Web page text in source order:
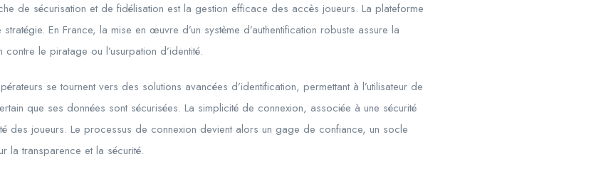
de sécurisation et de fidélisation est la gestion efficace des accès joueurs. La plateforme
En France, la mise en œuvre d’un système d’authentification robuste assure la
le piratage ou l’usurpation d’identité.
se tournent vers des solutions avancées d’identification, permettant à l’utilisateur de
que ses données sont sécurisées. La simplicité de connexion, associée à une sécurité
des joueurs. Le processus de connexion devient alors un gage de confiance, un socle
la transparence et la sécurité.